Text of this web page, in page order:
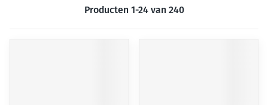
Producten 1-24van 240